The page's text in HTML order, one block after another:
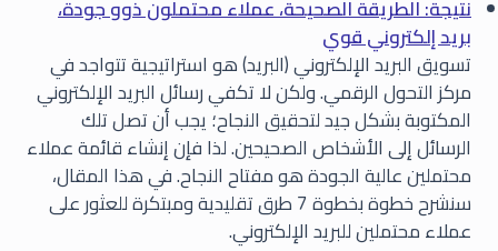
نتيجة: الطريقة الصحيحة، عملاء محتملون ذوو جودة،
بريد إلكتروني قوي
تسويق البريد الإلكتروني (البريد) هو استراتيجية تتواجد في
مركز التحول الرقمي. ولكن لا تكفي رسائل البريد الإلكتروني
المكتوبة بشكل جيد لتحقيق النجاح؛ يجب أن تصل تلك
الرسائل إلى الأشخاص الصحيحين. لذا فإن إنشاء قائمة عملاء
محتملين عالية الجودة هو مفتاح النجاح. في هذا المقال،
سنشرح خطوة بخطوة 7 طرق تقليدية ومبتكرة للعثور على
عملاء محتملين للبريد الإلكتروني.